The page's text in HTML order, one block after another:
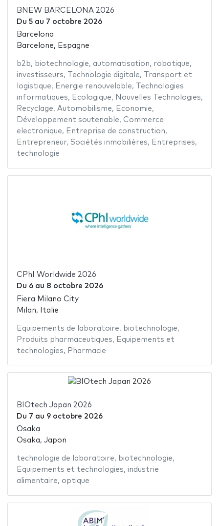
BNEW BARCELONA 2026
Du 5au 7 octobre 2026
Barcelona
Barcelone, Espagne
b2b, biotechnologie, automatisation, robotique,
investisseurs, Technologie digitale,
Transport et
logistique, Energie renouvelable,
Technologies
informatiques, Ecologique, Nouvelles Technologies,
Recyclage, Automobilisme, Economie,
Développement soutenable, Commerce
electronique, Entreprise de construction,
Entrepreneur, Sociétés inmobilières, Entreprises,
technologie
CPhI Worldwide 2026
Du 6au 8 octobre 2026
Fiera Milano City
Milan, Italie
Equipements de laboratoire, biotechnologie,
Produits pharmaceutiques, Equipements et
technologies, Pharmacie
BIOtech Japan 2026
Du 7 au 9 octobre 2026
Osaka
Osaka, Japon
technologie de laboratoire, biotechnologie,
Equipements et technologies, industrie
alimentaire, optique